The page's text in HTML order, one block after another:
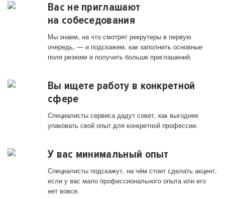
Вас не приглашают
на собеседования
Мы знаем, на что смотрят рекрутеры в первую
очередь, — и подскажем, как заполнить основные
поля резюме и получить больше приглашений.
Вы ищете работу в конкретной
сфере
Специалисты сервиса дадут совет, как выгоднее
упаковать свой опыт для конкретной профессии.
У вас минимальный опыт
Специалисты подскажут, на чём стоит сделать акцент,
если у вас мало профессионального опыта или его
нет вовсе.